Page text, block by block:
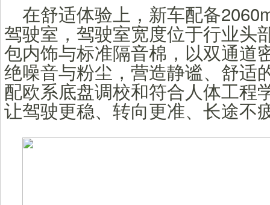
在舒适体验上，新车配备
驾驶室，驾驶室宽度位于行业头
包内饰与标准隔音棉，以双通道
绝噪音与粉尘，营造静谧、舒适
配欧系底盘调校和符合人体工程
让驾驶更稳、转向更准、长途不